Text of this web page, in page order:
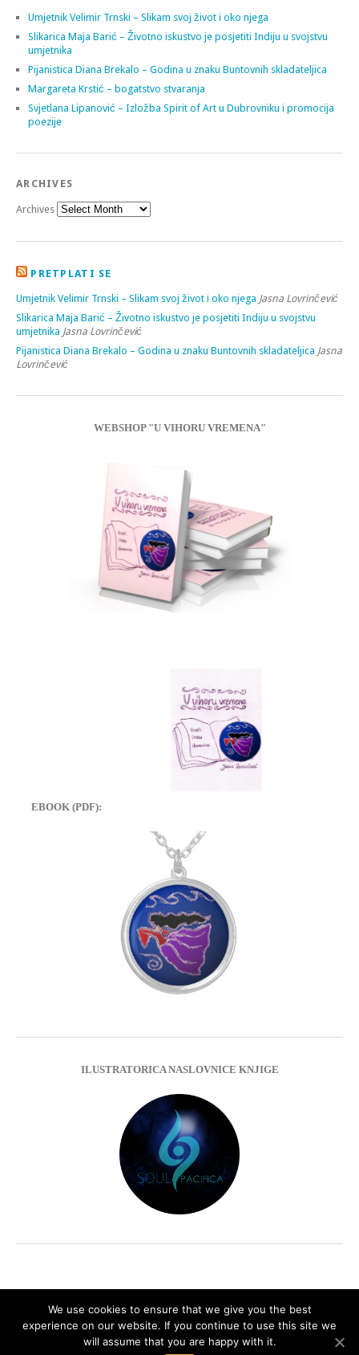
Umjetnik Velimir Trnski – Slikam svoj život i oko njega
Slikarica Maja Barić – Životno iskustvo je posjetiti Indiju u svojstvu
umjetnika
Pijanistica Diana Brekalo – Godina u znaku Buntovnih skladateljica
Margareta Krstić – bogatstvo stvaranja
Svjetlana Lipanović – Izložba Spirit of Art u Dubrovniku i promocija
poezije
ARCHIVES
Archives
PRETPLATI SE
Umjetnik Velimir Trnski – Slikam svoj život i oko njega Jasna Lovrinčević
Slikarica Maja Barić – Životno iskustvo je posjetiti Indiju u svojstvu
umjetnika Jasna Lovrinčević
Pijanistica Diana Brekalo – Godina u znaku Buntovnih skladateljica Jasna
Lovrinčević
WEBSHOP "U VIHORU VREMENA"
EBOOK (PDF):
ILUSTRATORICA NASLOVNICE KNJIGE
Impressum Privacy Policy
We use cookies to ensure that we give you the best
experience on our website. If you continue to use this site we
will assume that you are happy with it.